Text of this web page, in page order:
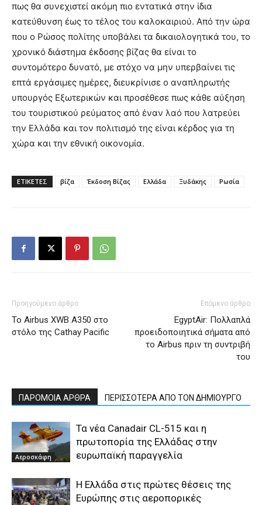
πως θα συνεχιστεί ακόμη πιο εντατικά στην ίδια
κατεύθυνση έως το τέλος του καλοκαιριού. Από την ώρα
που ο Ρώσος πολίτης υποβάλει τα δικαιολογητικά του, το
χρονικό διάστημα έκδοσης βίζας θα είναι το
συντομότερο δυνατό, με στόχο να μην υπερβαίνει τις
επτά εργάσιμες ημέρες, διευκρίνισε ο αναπληρωτής
υπουργός Εξωτερικών και προσέθεσε πως κάθε αύξηση
του τουριστικού ρεύματος από έναν λαό που λατρεύει
την Ελλάδα και τον πολιτισμό της είναι κέρδος για τη
χώρα και την εθνική οικονομία.
ΕΤΙΚΕΤΕΣ βίζα Έκδοση Βίζας Ελλάδα Ξυδάκης Ρωσία
Προηγούμενο άρθρο
To Airbus XWB A350 στο
στόλο της Cathay Pacific
Επόμενο άρθρο
ΕgyptAir: Πολλαπλά
προειδοποιητικά σήματα από
το Airbus πριν τη συντριβή
του
ΠΑΡΟΜΟΙΑ ΑΡΘΡΑ ΠΕΡΙΣΣΟΤΕΡΑ ΑΠΟ ΤΟΝ ΔΗΜΙΟΥΡΓΟ
Αεροσκάφη
Τα νέα Canadair CL-515 και η
πρωτοπορία της Ελλάδας στην
ευρωπαϊκή παραγγελία
Η Ελλάδα στις πρώτες θέσεις της
Ευρώπης στις αεροπορικές